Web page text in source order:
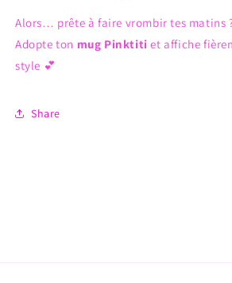
Alors… prête à faire vrombir tes matins
Adopte ton mug Pinktiti et affiche
style 💕
Share